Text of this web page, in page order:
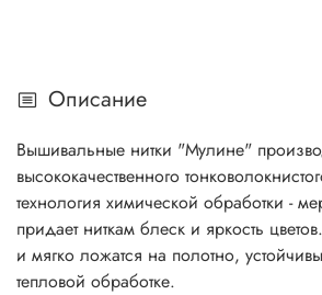
Описание
Вышивальные нитки "Мулине"
высококачественного
технология химической обработки -
придает ниткам блеск и яркость
и мягко ложатся на полотно,
тепловой обработке.